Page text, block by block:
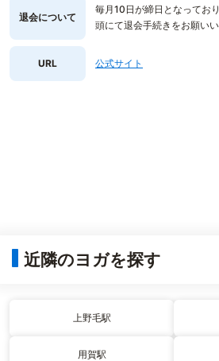
退会について
毎月10日が締日となってお
頭にて退会手続きをお願い
URL 公式サイト
近隣のヨガを探す
上野毛駅
用賀駅